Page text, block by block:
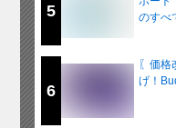
5
のすべ
6
〖価
げ！